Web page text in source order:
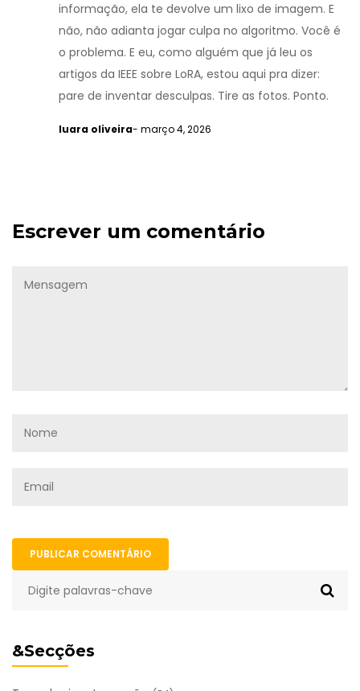
&Secções
informação, ela te devolve um lixo de imagem. E
não, não adianta jogar culpa no algoritmo. Você é
o problema. E eu, como alguém que já leu os
artigos da IEEE sobre LoRA, estou aqui pra dizer:
pare de inventar desculpas. Tire as fotos. Ponto.
luara oliveira- março 4, 2026
Escrever um comentário
PUBLICAR COMENTÁRIO